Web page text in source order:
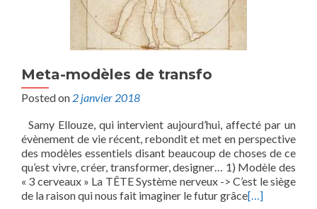
Meta-modèles de transfo
Posted on 2 janvier 2018
Samy Ellouze, qui intervient aujourd’hui, affecté par un
évènement de vie récent, rebondit et met en perspective
des modèles essentiels disant beaucoup de choses de ce
qu’est vivre, créer, transformer, designer… 1) Modèle des
« 3 cerveaux » La TÊTE Système nerveux -> C’est le siège
de la raison qui nous fait imaginer le futur grâce[…]